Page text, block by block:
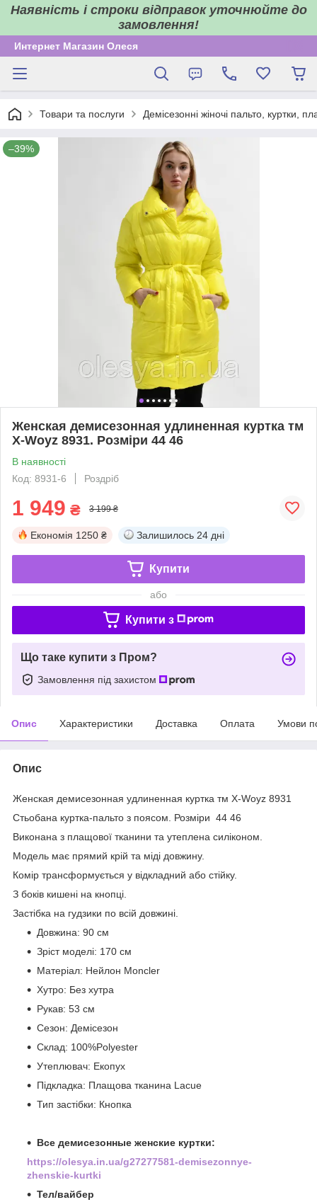
Наявність і строки відправок уточнюйте до
замовлення!
Интернет Магазин Олеся
Товари та послуги Демісезонні жіночі пальто, куртки,
–39%
Женская демисезонная удлиненная куртка тм
X-Woyz 8931. Розміри 44 46
В наявності
Код: 8931-6
Роздріб
1 949 ₴ 3 199 ₴
Економія 1250 ₴ Залишилось 24 дні
Купити
або
Купити з
Що таке купити з Пром?
Замовлення під захистом
Опис Характеристики Доставка Оплата Умови
Опис
Женская демисезонная удлиненная куртка тм X-Woyz 8931
Стьобана куртка-пальто з поясом. Розміри 44 46
Виконана з плащової тканини та утеплена силіконом.
Модель має прямий крій та міді довжину.
Комір трансформується у відкладний або стійку.
З боків кишені на кнопці.
Застібка на гудзики по всій довжині.
Довжина: 90 см
Зріст моделі: 170 см
Матеріал: Нейлон Moncler
Хутро: Без хутра
Рукав: 53 см
Сезон: Демісезон
Склад: 100%Polyester
Утеплювач: Екопух
Підкладка: Плащова тканина Lacue
Тип застібки: Кнопка
Все демисезонные женские куртки:
https://olesya.in.ua/g27277581-demisezonnye-
zhenskie-kurtki
Тел/вайбер